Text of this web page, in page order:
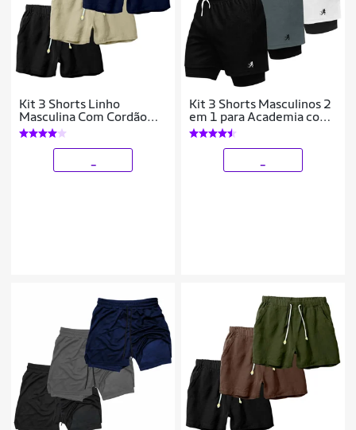
Kit 3 Shorts Linho
Masculina Com Cordão
Bermuda Casual Verão
Kit 3 Shorts Masculinos 2
em 1 para Academia com
Estampa Esportiva
Corrida